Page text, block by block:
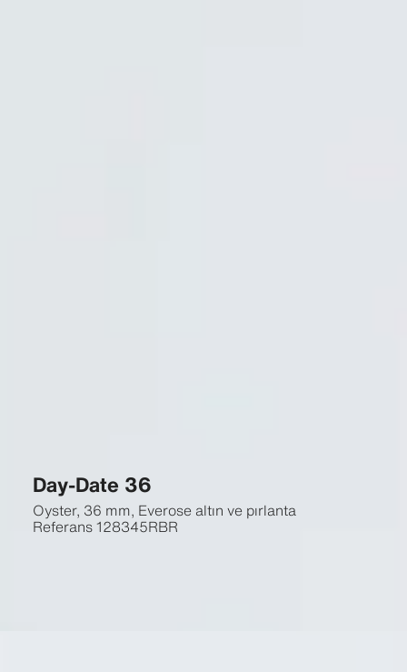
Day-Date 36
Oyster, 36 mm, Everose altın ve pırlanta
Referans128345RBR